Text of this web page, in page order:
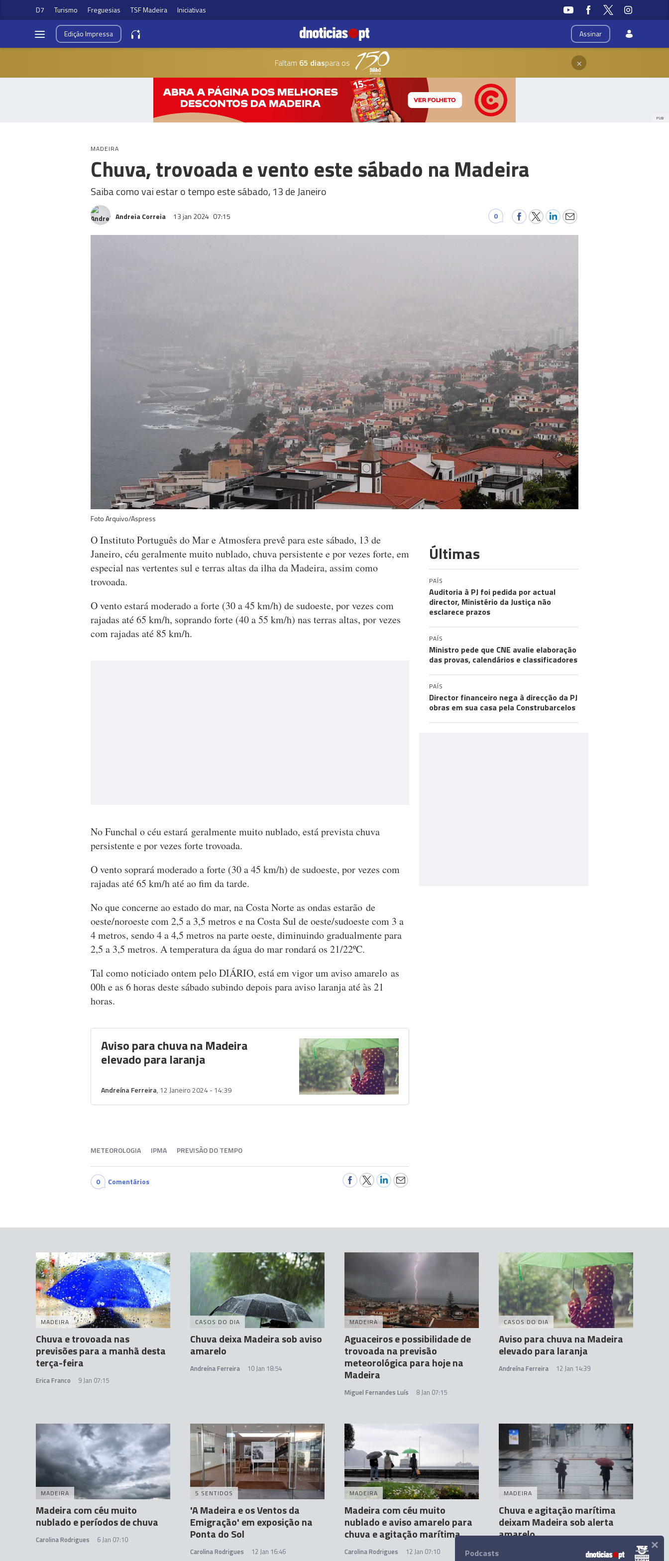
D7 Turismo Freguesias TSF Madeira Iniciativas
Assinar
EdiçãoImpressa
Faltam 65 diaspara os ×
PUB
MADEIRA
Chuva, trovoada e vento este sábado na Madeira
Saiba como vai estar o tempo este sábado, 13 de Janeiro
Andreia Correia 13 jan 2024 07:15 0
Foto Arquivo/Aspress
O Instituto Português do Mar e Atmosfera prevê para este sábado, 13 de
Janeiro, céu geralmente muito nublado, chuva persistente e por vezes forte, em
especial nas vertentes sul e terras altas da ilha da Madeira, assim como
trovoada.
O vento estará moderado a forte (30 a 45 km/h) de sudoeste, por vezes com
rajadas até 65 km/h, soprando forte (40 a 55 km/h) nas terras altas, por vezes
com rajadas até 85 km/h.
No Funchal o céu estará geralmente muito nublado, está prevista chuva
persistente e por vezes forte trovoada.
O vento soprará moderado a forte (30 a 45 km/h) de sudoeste, por vezes com
rajadas até 65 km/h até ao fim da tarde.
No que concerne ao estado do mar, na Costa Norte as ondas estarão de
oeste/noroeste com 2,5 a 3,5 metros e na Costa Sul de oeste/sudoeste com 3 a
4 metros, sendo 4 a 4,5 metros na parte oeste, diminuindo gradualmente para
2,5 a 3,5 metros. A temperatura da água do mar rondará os 21/22ºC.
Tal como noticiado ontem pelo DIÁRIO, está em vigor um aviso amarelo as
00h e as 6 horas deste sábado subindo depois para aviso laranja até às 21
horas.
Aviso para chuva na Madeira
elevado para laranja
Andreína Ferreira, 12 Janeiro 2024 - 14:39
METEOROLOGIA IPMA PREVISÃO DO TEMPO
0 Comentários
Últimas
PAÍS
Auditoria à PJ foi pedida por actual
director, Ministério da Justiça não
esclarece prazos
PAÍS
Ministro pede que CNE avalie elaboração
das provas, calendários e classificadores
PAÍS
Director financeiro nega à direcção da PJ
obras em sua casa pela Construbarcelos
MADEIRA
Chuva e trovoada nas
previsões para a manhã desta
terça-feira
Erica Franco 9 Jan 07:15
CASOS DO DIA
Chuva deixa Madeira sob aviso
amarelo
Andreína Ferreira 10 Jan 18:54
MADEIRA
Aguaceiros e possibilidade de
trovoada na previsão
meteorológica para hoje na
Madeira
Miguel Fernandes Luís 8 Jan 07:15
CASOS DO DIA
Aviso para chuva na Madeira
elevado para laranja
Andreína Ferreira 12 Jan 14:39
MADEIRA
Madeira com céu muito
nublado e períodos de chuva
Carolina Rodrigues 6 Jan 07:10
5 SENTIDOS
'A Madeira e os Ventos da
Emigração' em exposição na
Ponta do Sol
Carolina Rodrigues 12 Jan 16:46
MADEIRA
Madeira com céu muito
nublado e aviso amarelo para
chuva e agitação marítima
Carolina Rodrigues 12 Jan 07:10
MADEIRA
Chuva e agitação marítima
deixam Madeira sob alerta
amarelo
Podcasts ×